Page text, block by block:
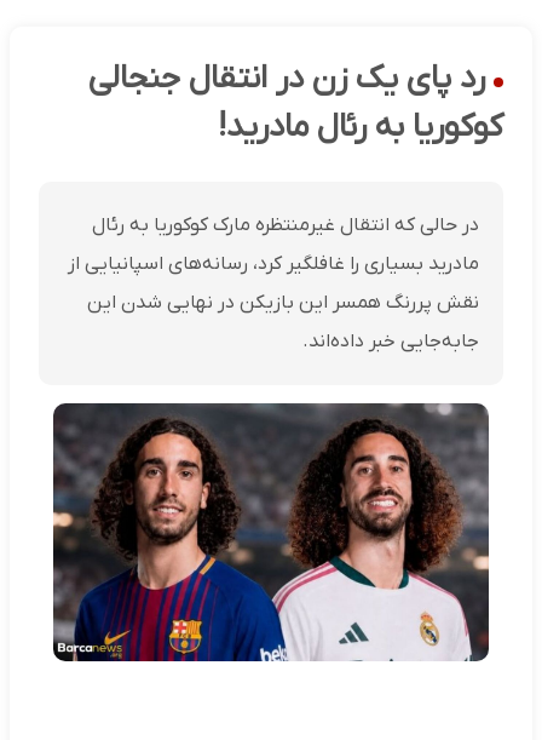
رد پای یک زن در انتقال جنجالی
کوکوریا به رئال مادرید!
در حالی که انتقال غیرمنتظره مارک کوکوریا به رئال
مادرید بسیاری را غافلگیر کرد، رسانه‌های اسپانیایی از
نقش پررنگ همسر این بازیکن در نهایی شدن این
جابه‌جایی خبر داده‌اند.